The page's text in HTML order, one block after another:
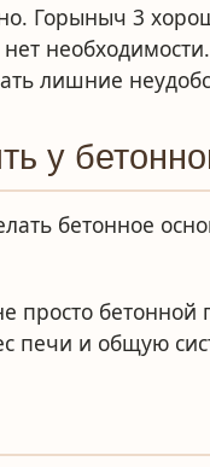
Горыныч 3
лишние
у
бетонное
просто бетонной
печи и общую